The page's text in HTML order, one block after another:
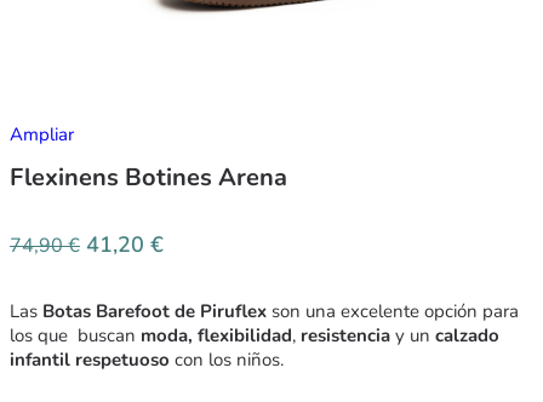
Ampliar
Flexinens Botines Arena
74,90€ 41,20 €
Las Botas Barefoot de Piruflex son una excelente opción para
los que buscan moda, flexibilidad, resistencia y un calzado
infantil respetuoso con los niños.